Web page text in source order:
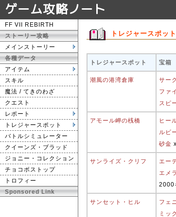
ゲーム攻略ノート
FF VII REBIRTH
ストーリー攻略
メインストーリー
各種データ
アイテム
スキル
魔法 / てきのわざ
クエスト
レポート
トレジャースポット
バトルシミュレーター
クイーンズ・ブラッド
ジョニー・コレクション
チョコボストップ
トロフィー
Sponsored Link
トレジャースポッ
トレジャースポット 宝箱
潮風の港湾倉庫 サー
ファ
スピ
アモール岬の桟橋 ヒー
ルビ
砂金
サンライズ・クリフ エー
エメ
2000
サンセット・ヒル フェ
ミッ